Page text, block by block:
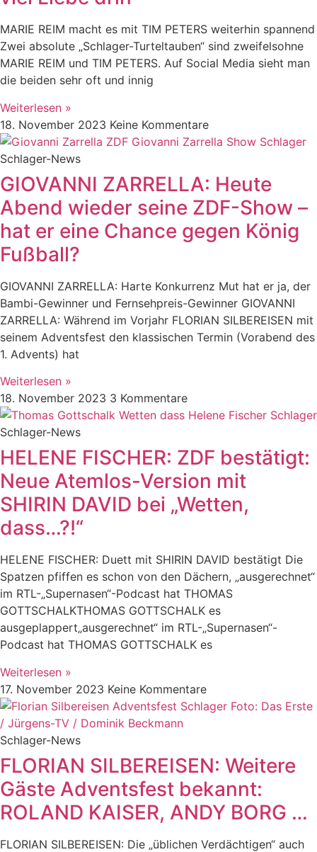
MARIE REIM macht es mit TIM PETERS weiterhin spannend
Zwei absolute „Schlager-Turteltauben“ sind zweifelsohne
MARIE REIM und TIM PETERS. Auf Social Media sieht man
die beiden sehr oft und innig
Weiterlesen »
18. November 2023 Keine Kommentare
Schlager-News
GIOVANNI ZARRELLA: Heute
Abend wieder seine ZDF-Show –
hat er eine Chance gegen König
Fußball?
GIOVANNI ZARRELLA: Harte Konkurrenz Mut hat er ja, der
Bambi-Gewinner und Fernsehpreis-Gewinner GIOVANNI
ZARRELLA: Während im Vorjahr FLORIAN SILBEREISEN mit
seinem Adventsfest den klassischen Termin (Vorabend des
1. Advents) hat
Weiterlesen »
18. November 2023 3 Kommentare
Schlager-News
HELENE FISCHER: ZDF bestätigt:
Neue Atemlos-Version mit
SHIRIN DAVID bei „Wetten,
dass…?!“
HELENE FISCHER: Duett mit SHIRIN DAVID bestätigt Die
Spatzen pfiffen es schon von den Dächern, „ausgerechnet“
im RTL-„Supernasen“-Podcast hat THOMAS
GOTTSCHALKTHOMAS GOTTSCHALK es
ausgeplappert„ausgerechnet“ im RTL-„Supernasen“-
Podcast hat THOMAS GOTTSCHALK es
Weiterlesen »
17. November 2023 Keine Kommentare
Schlager-News
FLORIAN SILBEREISEN: Weitere
Gäste Adventsfest bekannt:
ROLAND KAISER, ANDY BORG …
FLORIAN SILBEREISEN: Die „üblichen Verdächtigen“ auch